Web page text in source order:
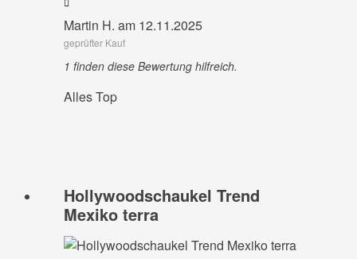
Martin H. am 12.11.2025
geprüfter Kauf
1 finden diese Bewertung hilfreich.
Alles Top
Hollywoodschaukel Trend
Mexiko terra